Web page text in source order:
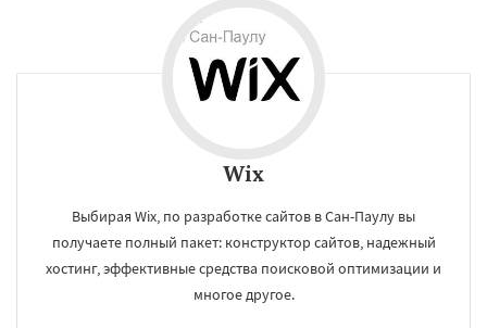
Wix
Выбирая Wix, по разработке сайтов в Сан-Паулу вы
получаете полный пакет: конструктор сайтов, надежный
хостинг, эффективные средства поисковой оптимизации и
многое другое.